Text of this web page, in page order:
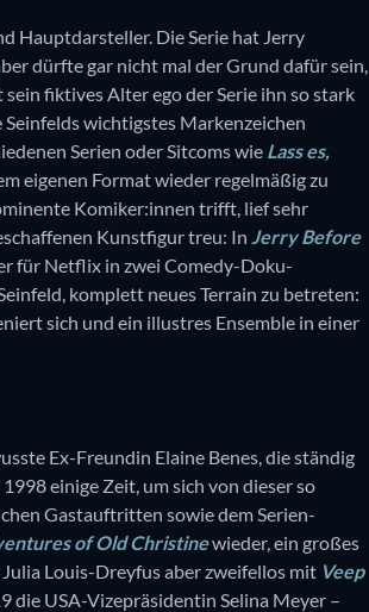
Hauptdarsteller. Die Serie hat Jerry
dürfte gar nicht mal der Grund dafür sein,
fiktives Alter ego der Serie ihn so stark
wichtigstes Markenzeichen
Serien oder Sitcoms wie Lass es,
eigenen Format wieder regelmäßig zu
Komiker:innen trifft, lief sehr
Kunstfigur treu: In Jerry Before
für Netflix in zwei Comedy-Doku-
komplett neues Terrain zu betreten:
sich und ein illustres Ensemble in einer
Ex-Freundin Elaine Benes, die ständig
einige Zeit, um sich von dieser so
Gastauftritten sowie dem Serien-
of Old Christinewieder, ein großes
Louis-Dreyfus aber zweifellos mit Veep
die USA-Vizepräsidentin Selina Meyer –